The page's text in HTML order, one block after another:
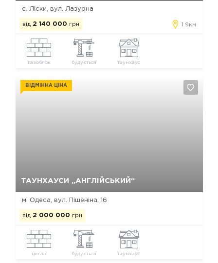
с. Ліски, вул. Лазурна
від 2 140 000 грн 1.9км
газоблок будується таунхаус
ТАУНХАУСИ „АНГЛІЙСЬКИЙ“
ВІДМІННА ЦІНА
м. Одеса, вул. Пішеніна, 16
від 2 000 000 грн
цегла будується таунхаус